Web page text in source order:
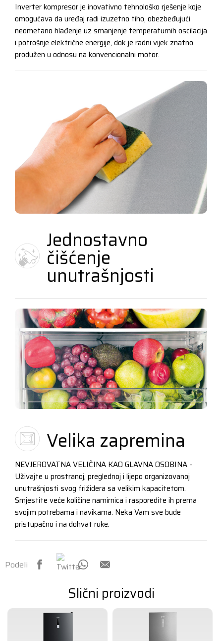
Inverter kompresor je inovativno tehnološko rješenje koje
omogućava da uređaj radi izuzetno tiho, obezbeđujući
neometano hlađenje uz smanjenje temperaturnih oscilacija
i potrošnje električne energije, dok je radni vijek znatno
produžen u odnosu na konvencionalni motor.
Jednostavno
čišćenje
unutrašnjosti
Velika zapremina
NEVJEROVATNA VELIČINA KAO GLAVNA OSOBINA -
Uživajte u prostranoj, preglednoj i lijepo organizovanoj
unutrašnjosti svog frižidera sa velikim kapacitetom.
Smjestite veće količine namirnica i rasporedite ih prema
svojim potrebama i navikama. Neka Vam sve bude
pristupačno i na dohvat ruke.
Podeli
Slični proizvodi